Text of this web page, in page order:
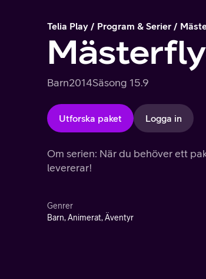
Telia Play Program & Serier
Barn2014Säsong 15.9
Utforska paket Logga in
Om serien: När du behöver ett
levererar!
Genrer
Barn, Animerat, Äventyr